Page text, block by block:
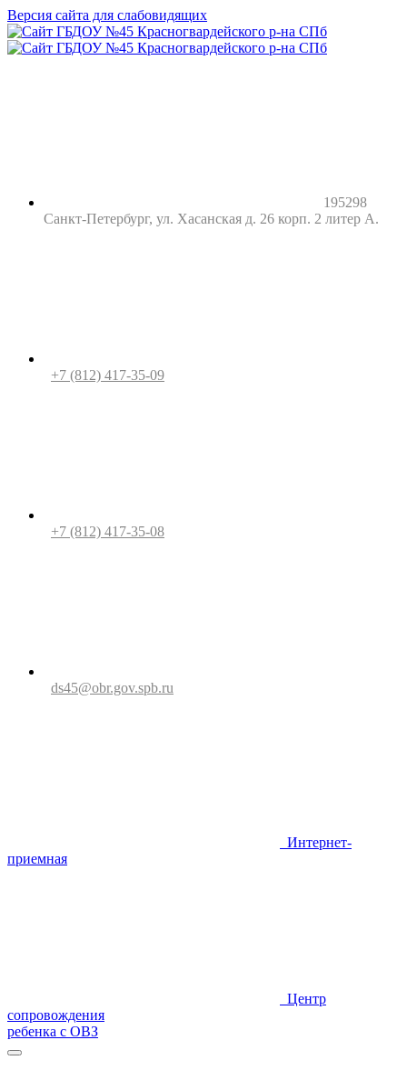
Версия сайта для слабовидящих
195298
Санкт-Петербург, ул. Хасанская д. 26 корп. 2 литер А.
+7 (812) 417-35-09
+7 (812) 417-35-08
ds45@obr.gov.spb.ru
Интернет-
приемная
Центр
сопровождения
ребенка с ОВЗ